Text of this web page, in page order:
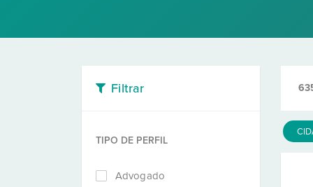
Filtrar
TIPO DE PERFIL
Advogado